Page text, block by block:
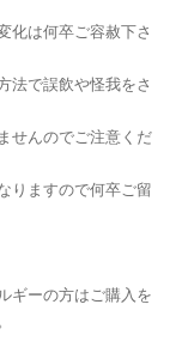
化は何卒ご容赦下さ
法で誤飲や怪我をさ
せんのでご注意くだ
りますので何卒ご留
ギーの方はご購入を